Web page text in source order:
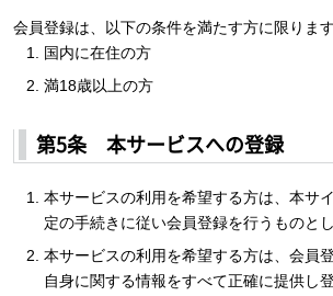
会員登録は、以下の条件を満たす方に限ります
国内に在住の方
満18歳以上の方
第5条 本サービスへの登録
本サービスの利用を希望する方は、本サ
定の手続きに従い会員登録を行うものとし
本サービスの利用を希望する方は、会員
自身に関する情報をすべて正確に提供し